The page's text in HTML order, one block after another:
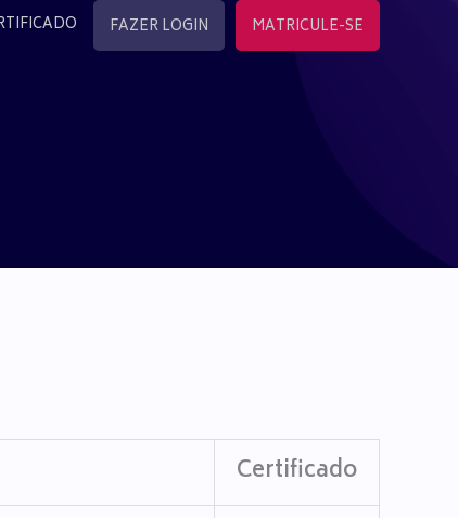
FAZER LOGIN MATRICULE-SE
Certificado